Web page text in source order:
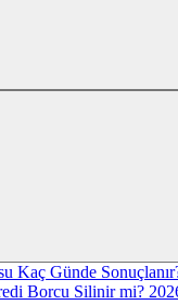
Kaç Günde
Borcu Silinir mi?